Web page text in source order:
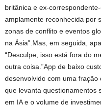
britânica e ex-
amplamente reconhecida por
zonas de conflito e eventos
na Ásia”.Mas, em seguida,
“Desculpe, isso está fora do
outra coisa.”App de baixo
desenvolvido com uma
que levanta questionamentos
em IA e o volume de